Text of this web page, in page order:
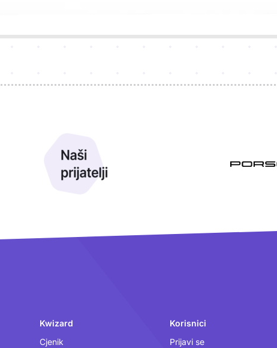
Kwizard
Cjenik
Korisnici
Prijavi se